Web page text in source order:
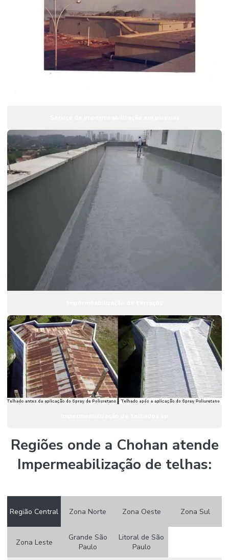
Impermeabilização em telhados com poliuretano
Impermeabilização de telhados sp
Impermeabilização de telhas
Impermeabilização de terraços
Tratamento de umidade em paredes
Tratamento de umidade por pressão negativa
Vedação de poços de elevadores
Regiões onde a Chohan atende
Impermeabilização de telhas:
Região Central Zona Norte Zona Oeste Zona Sul
Zona Leste
Grande São
Paulo
Litoral de São
Paulo